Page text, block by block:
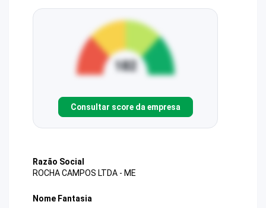
Consultar score da empresa
Razão Social
ROCHA CAMPOS LTDA - ME
Nome Fantasia